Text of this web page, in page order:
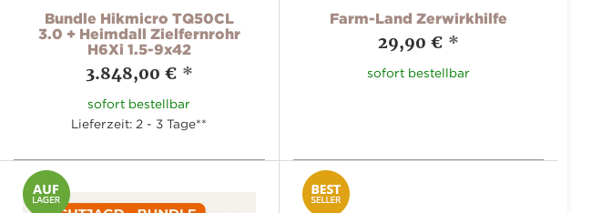
Bundle Hikmicro TQ50CL
3.0 + Heimdall Zielfernrohr
H6Xi 1.5-9x42
3.848,00 € *
sofort bestellbar
Lieferzeit: 2 - 3 Tage**
Farm-Land Zerwirkhilfe
29,90 € *
sofort bestellbar